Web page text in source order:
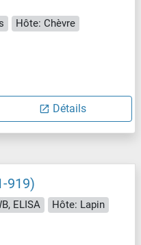
Hôte: Chèvre
Détails
919)
ELISA
Hôte: Lapin